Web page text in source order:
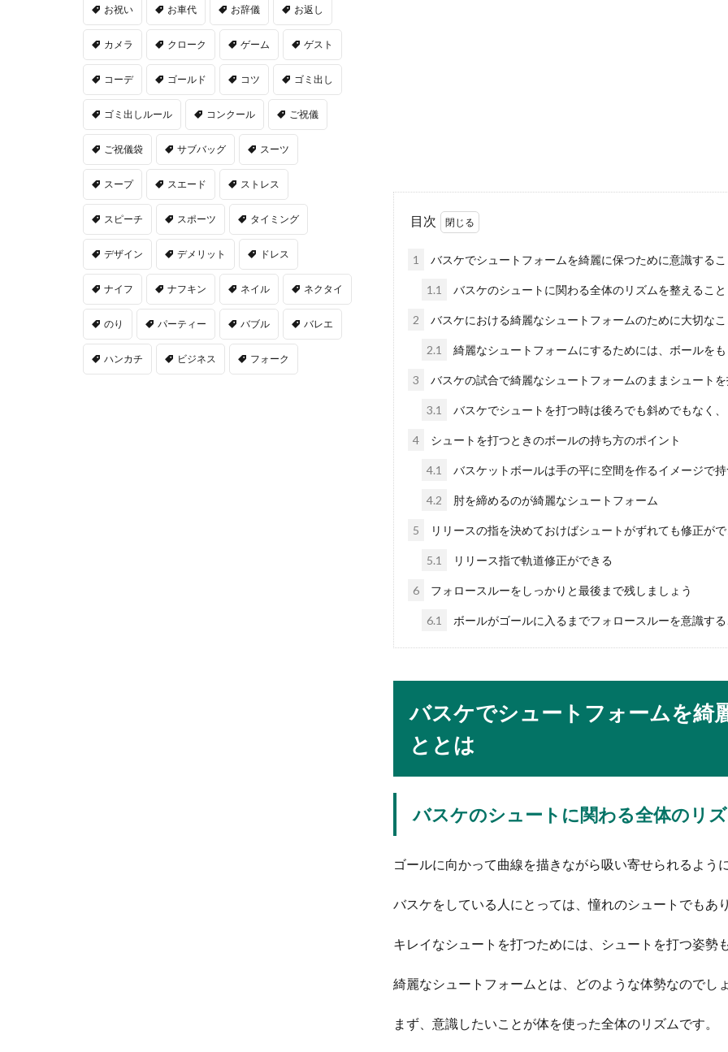
職場の草野球チームで投手
覚えようと思う...
子供と一緒にスキーに行く
います。そ...
洋食のテーブルマナー
初めて彼と洋食を食べに行く
「化粧をしない女性は社会
性が化粧をしな...
れをしなくては...
目次
1 バスケでシュートフォームを綺麗に保つために意識する
1.1 バスケのシュートに関わる全体のリズムを整えること
2 バスケにおける綺麗なシュートフォームのために大切なこ
2.1 綺麗なシュートフォームにするためには、ボールを
3 バスケの試合で綺麗なシュートフォームのままシュート
3.1 バスケでシュートを打つ時は後ろでも斜めでもなく
4 シュートを打つときのボールの持ち方のポイント
4.1 バスケットボールは手の平に空間を作るイメージで持
4.2 肘を締めるのが綺麗なシュートフォーム
5 リリースの指を決めておけばシュートがずれても修正が
5.1 リリース指で軌道修正ができる
6 フォロースルーをしっかりと最後まで残しましょう
6.1 ボールがゴールに入るまでフォロースルーを意識す
バスケでシュートフォームを綺
ととは
バスケのシュートに関わる全体のリ
ゴールに向かって曲線を描きながら吸い寄せられるよう
バスケをしている人にとっては、憧れのシュートでもあ
キレイなシュートを打つためには、シュートを打つ姿勢
綺麗なシュートフォームとは、どのような体勢なのでしょ
まず、意識したいことが体を使った全体のリズムです。
お祝い お車代 お辞儀 お返し
カメラ クローク ゲーム ゲスト
コーデ ゴールド コツ ゴミ出し
ゴミ出しルール コンクール ご祝儀
ご祝儀袋 サブバッグ スーツ
スープ スエード ストレス
スピーチ スポーツ タイミング
デザイン デメリット ドレス
ナイフ ナフキン ネイル ネクタイ
のり パーティー バブル バレエ
ハンカチ ビジネス フォーク